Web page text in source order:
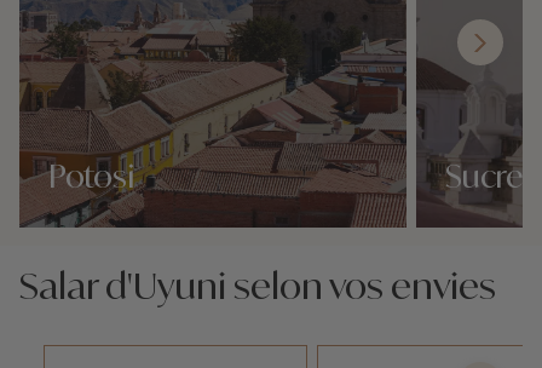
Potosi Sucre
Salar d'Uyuni selon vos envies